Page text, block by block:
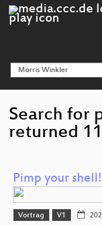
Search for
returned
Pimp your shell!
Vortrag V1